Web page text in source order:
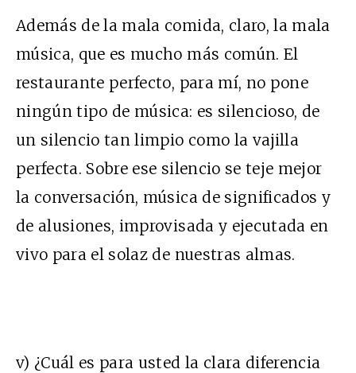
Además de la mala comida, claro, la mala
música, que es mucho más común. El
restaurante perfecto, para mí, no pone
ningún tipo de música: es silencioso, de
un silencio tan limpio como la vajilla
perfecta. Sobre ese silencio se teje mejor
la conversación, música de significados y
de alusiones, improvisada y ejecutada en
vivo para el solaz de nuestras almas.
v) ¿Cuál es para usted la clara diferencia